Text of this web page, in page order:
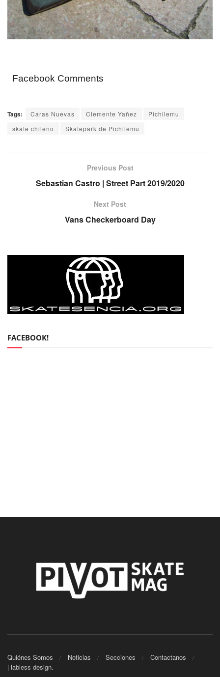
Facebook Comments
Tags: Caras Nuevas Clemente Yañez
Pichilemu
skate chileno
Skatepark de Pichilemu
Previous Post
Sebastian Castro | Street Part 2019/2020
Next Post
Vans Checkerboard Day
FACEBOOK!
Quiénes Somos Noticias Secciones
Contactanos
| labless design.